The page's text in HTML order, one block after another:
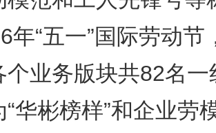
年“五一”国际劳动节
个业务版块共82名一
华彬榜样”和企业劳